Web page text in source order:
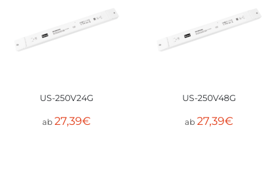
US-250V24G
ab27,39€
US-250V48G
ab27,39€